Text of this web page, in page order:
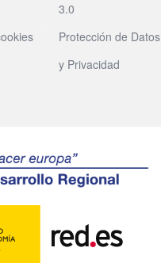
3.0
Protección de Datos
y Privacidad